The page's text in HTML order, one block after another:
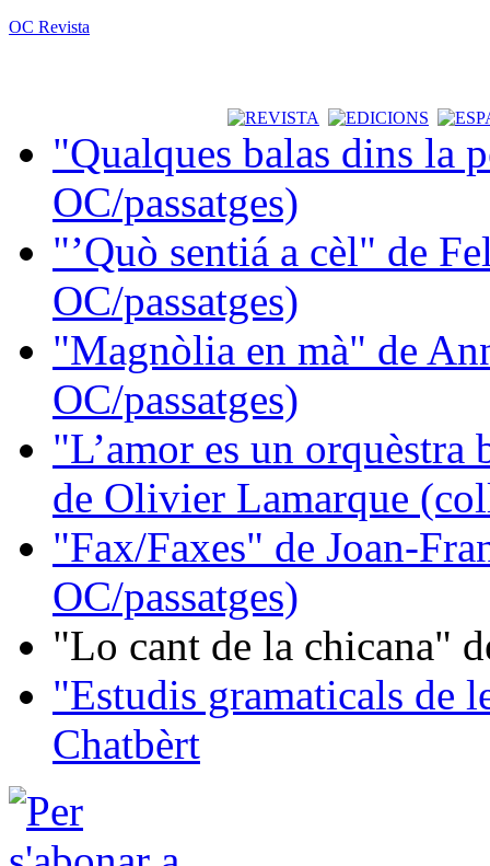
OC Revista
"Qualques balas dins la
OC/passatges)
"’Quò sentiá a cèl" de
OC/passatges)
"Magnòlia en mà" de
OC/passatges)
"L’amor es un orquèstra
de Olivier Lamarque
"Fax/Faxes" de Joan-
OC/passatges)
"Lo cant de la chicana"
"Estudis gramaticals de
Chatbèrt